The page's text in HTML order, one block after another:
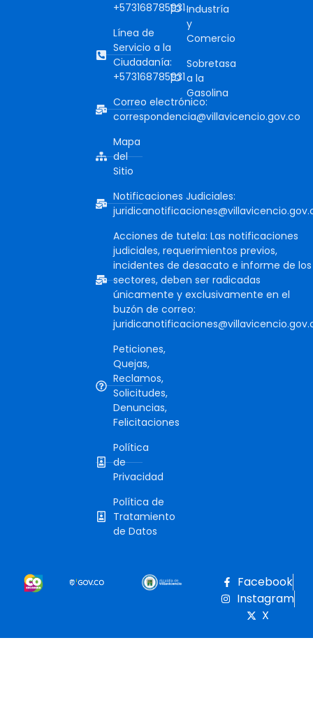
+573168785931
Línea de
Servicio a la
Ciudadanía:
+573168785931
Correo electrónico:
correspondencia@villavicencio.gov.co
Mapa
del
Sitio
Notificaciones Judiciales:
Acciones de tutela: Las notificaciones
judiciales, requerimientos previos,
incidentes de desacato e informe de los
sectores, deben ser radicadas
únicamente y exclusivamente en el
buzón de correo:
Peticiones,
Quejas,
Reclamos,
Solicitudes,
Denuncias,
Felicitaciones
Política
de
Privacidad
Política de
Tratamiento
de Datos
Industría
y
Comercio
Sobretasa
a la
Gasolina
Facebook
Instagram
X